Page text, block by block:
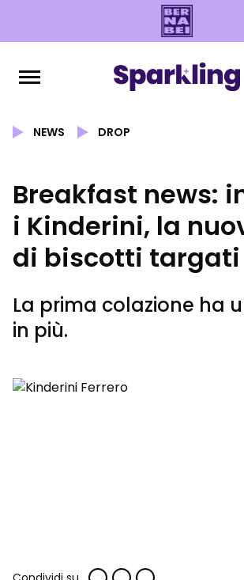
NEWS DROP
Breakfast news:
i Kinderini, la
di biscotti targati
La prima colazione ha
in più.